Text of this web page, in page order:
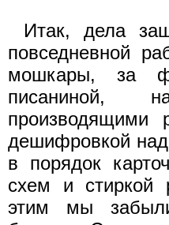
Итак, дела
повседневной
мошкары, за
писаниной,
производящими
дешифровкой
в порядок
схем и стиркой
этим мы